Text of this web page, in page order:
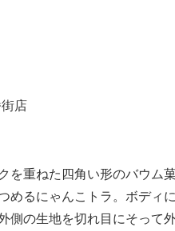
店
を重ねた四角い形のバウム
めるにゃんこトラ。ボディ
側の生地を切れ目にそって